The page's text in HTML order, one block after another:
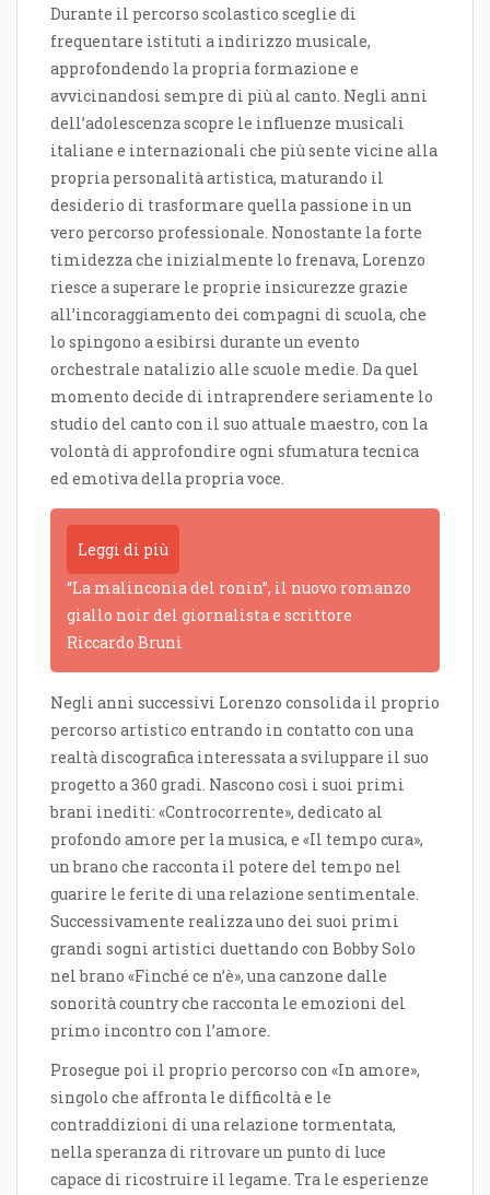
Durante il percorso scolastico sceglie di
frequentare istituti a indirizzo musicale,
approfondendo la propria formazione e
avvicinandosi sempre di più al canto. Negli anni
dell’adolescenza scopre le influenze musicali
italiane e internazionali che più sente vicine alla
propria personalità artistica, maturando il
desiderio di trasformare quella passione in un
vero percorso professionale. Nonostante la forte
timidezza che inizialmente lo frenava, Lorenzo
riesce a superare le proprie insicurezze grazie
all’incoraggiamento dei compagni di scuola, che
lo spingono a esibirsi durante un evento
orchestrale natalizio alle scuole medie. Da quel
momento decide di intraprendere seriamente lo
studio del canto con il suo attuale maestro, con la
volontà di approfondire ogni sfumatura tecnica
ed emotiva della propria voce.
Leggi di più
“La malinconia del ronin”, il nuovo romanzo
giallo noir del giornalista e scrittore
Riccardo Bruni
Negli anni successivi Lorenzo consolida il proprio
percorso artistico entrando in contatto con una
realtà discografica interessata a sviluppare il suo
progetto a 360 gradi. Nascono così i suoi primi
brani inediti: «Controcorrente», dedicato al
profondo amore per la musica, e «Il tempo cura»,
un brano che racconta il potere del tempo nel
guarire le ferite di una relazione sentimentale.
Successivamente realizza uno dei suoi primi
grandi sogni artistici duettando con Bobby Solo
nel brano «Finché ce n’è», una canzone dalle
sonorità country che racconta le emozioni del
primo incontro con l’amore.
Prosegue poi il proprio percorso con «In amore»,
singolo che affronta le difficoltà e le
contraddizioni di una relazione tormentata,
nella speranza di ritrovare un punto di luce
capace di ricostruire il legame. Tra le esperienze